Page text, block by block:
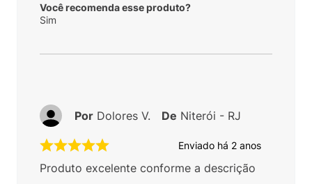
Você recomenda esse produto?
Sim
Enviado há 2 anos
Produto excelente conforme a descrição
Por Dolores V. De Niterói - RJ